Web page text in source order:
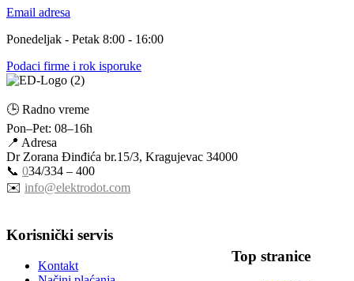
Email adresa
Ponedeljak - Petak 8:00 - 16:00
Podaci firme i rok isporuke
🕒 Radno vreme
Pon–Pet: 08–16h
📍 Adresa
Dr Zorana Đinđića br.15/3, Kragujevac 34000
📞 034/334 – 400
✉️ info@elektrodot.com
Korisnički servis
Kontakt
Top stranice